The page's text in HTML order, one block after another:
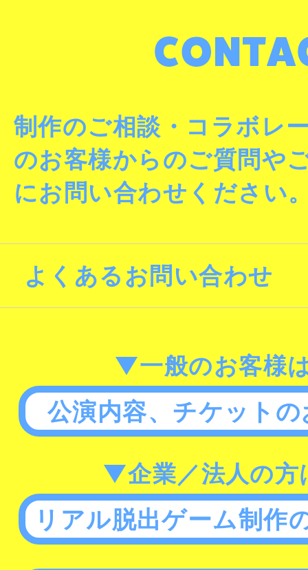
制作のご相談・コラボレ
のお客様からのご質問や
にお問い合わせください
よくあるお問い合わせ
▼一般のお客様
公演内容、チケット
▼企業／法人の方
リアル脱出ゲーム制作